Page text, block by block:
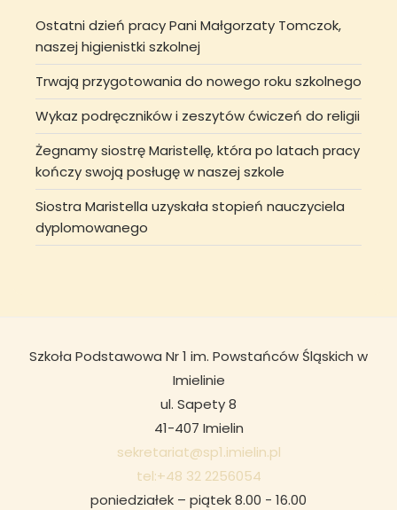
Ostatni dzień pracy Pani Małgorzaty Tomczok,
naszej higienistki szkolnej
Trwają przygotowania do nowego roku szkolnego
Wykaz podręczników i zeszytów ćwiczeń do religii
Żegnamy siostrę Maristellę, która po latach pracy
kończy swoją posługę w naszej szkole
Siostra Maristella uzyskała stopień nauczyciela
dyplomowanego
Szkoła Podstawowa Nr 1 im. Powstańców Śląskich w
Imielinie
ul. Sapety 8
41-407 Imielin
sekretariat@sp1.imielin.pl
tel:+48 32 2256054
poniedziałek – piątek 8.00 - 16.00